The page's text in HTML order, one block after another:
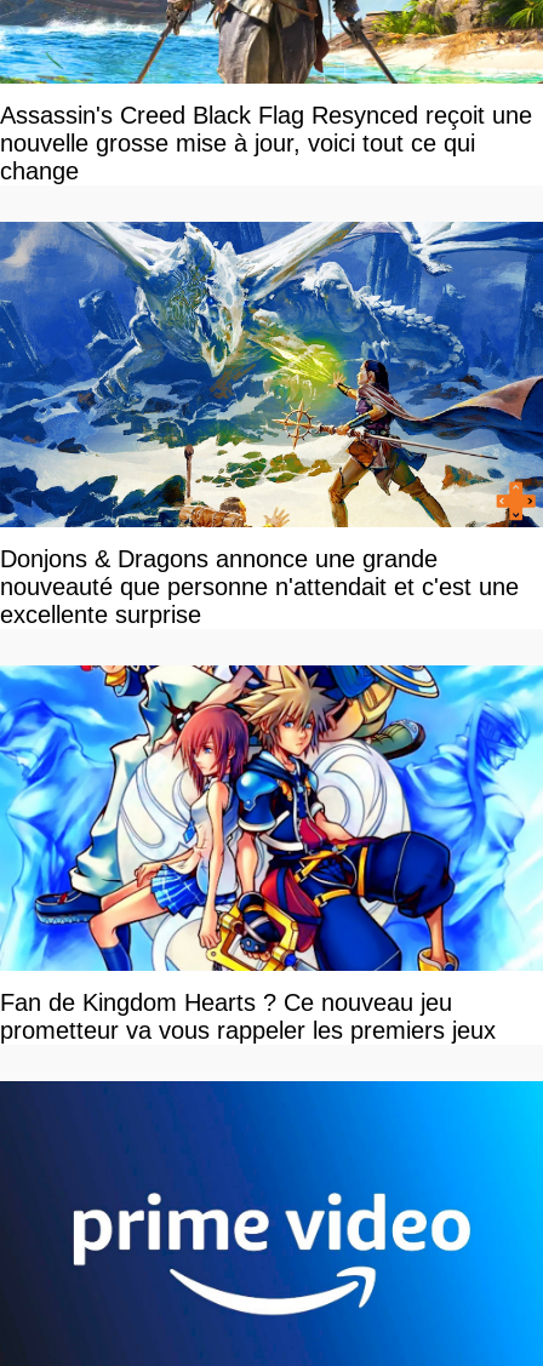
Assassin's Creed Black Flag Resynced reçoit une
nouvelle grosse mise à jour, voici tout ce qui
change
Donjons & Dragons annonce une grande
nouveauté que personne n'attendait et c'est une
excellente surprise
Fan de Kingdom Hearts ? Ce nouveau jeu
prometteur va vous rappeler les premiers jeux